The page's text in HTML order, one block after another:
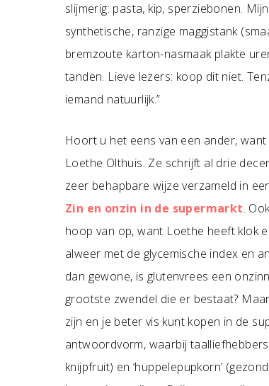
slijmerig: pasta, kip, sperziebonen.
synthetische, ranzige maggistank
bremzoute karton-nasmaak plakte
tanden. Lieve lezers: koop dit niet.
iemand natuurlijk.”
Hoort u het eens van een ander,
Loethe Olthuis. Ze schrijft al drie
zeer behapbare wijze verzameld in
Zin en onzin in de supermarkt.
hoop van op, want Loethe heeft klok
alweer met de glycemische index en
dan gewone, is glutenvrees een
grootste zwendel die er bestaat?
zijn en je beter vis kunt kopen in de
antwoordvorm, waarbij
knijpfruit) en ‘huppelepupkorn’